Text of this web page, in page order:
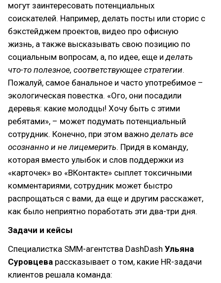
могут заинтересовать потенциальных
соискателей. Например, делать посты или сторис с
бэкстейджем проектов, видео про офисную
жизнь, а также высказывать свою позицию по
социальным вопросам, а, по идее, еще иделать
что-то полезное, соответствующее стратегии.
Пожалуй, самое банальное и часто употребимое –
экологическая повестка. «Ого, они посадили
деревья: какие молодцы! Хочу быть с этими
ребятами», – может подумать потенциальный
сотрудник. Конечно, при этом важноделать все
осознанно и не лицемерить. Придя в команду,
которая вместо улыбок и слов поддержки из
«карточек» во «ВКонтакте» сыплет токсичными
комментариями, сотрудник может быстро
распрощаться с вами, да еще и другим расскажет,
как было неприятно поработать эти два-три дня.
Задачи и кейсы
Специалистка SMM-агентства DashDash Ульяна
Суровцева рассказывает о том, какие HR-задачи
клиентов решала команда: